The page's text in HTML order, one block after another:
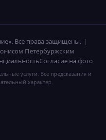
Все права защищены. |
Петербуржским
Согласие на фото
услуги. Все предсказания и
характер.